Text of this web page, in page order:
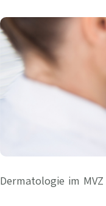
Dermatologie im